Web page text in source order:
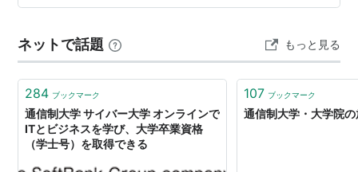
通信教育
通信制高校
通信制大学院
際にやろうとすると本当に奥が深いんです……！ 特に私
んてしようがない」という言葉でし…
ネットで話題 もっと見る
284 ブックマーク
通信制大学 サイバー大学 オンラインで
ITとビジネスを学び、大学卒業資格
（学士号）を取得できる
107 ブックマーク
通信制大学・大学院